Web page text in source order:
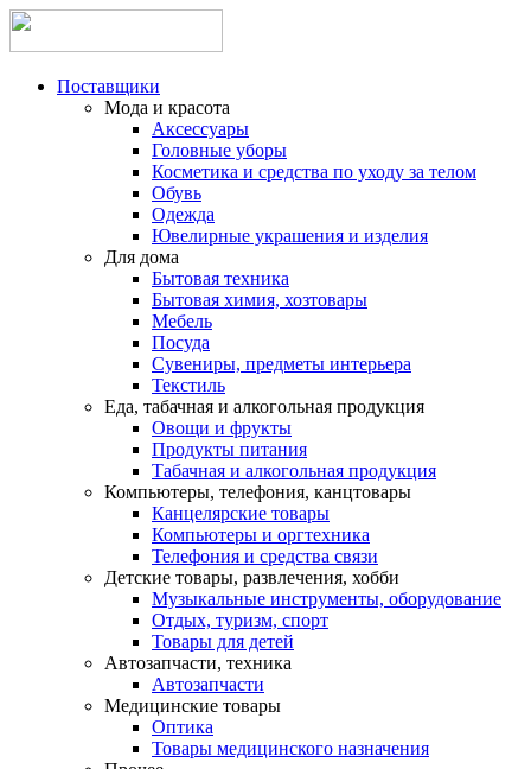
Поставщики
Мода и красота
Аксессуары
Головные уборы
Косметика и средства по уходу за телом
Обувь
Одежда
Ювелирные украшения и изделия
Для дома
Бытовая техника
Бытовая химия, хозтовары
Мебель
Посуда
Сувениры, предметы интерьера
Текстиль
Еда, табачная и алкогольная продукция
Овощи и фрукты
Продукты питания
Табачная и алкогольная продукция
Компьютеры, телефония, канцтовары
Канцелярские товары
Компьютеры и оргтехника
Телефония и средства связи
Детские товары, развлечения, хобби
Музыкальные инструменты, оборудование
Отдых, туризм, спорт
Товары для детей
Автозапчасти, техника
Автозапчасти
Медицинские товары
Оптика
Товары медицинского назначения